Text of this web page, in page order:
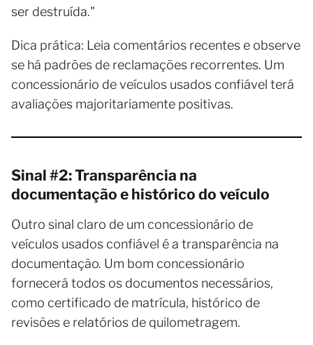
ser destruída."
Dica prática: Leia comentários recentes e observe
se há padrões de reclamações recorrentes. Um
concessionário de veículos usados confiável terá
avaliações majoritariamente positivas.
Sinal #2: Transparência na
documentação e histórico do veículo
Outro sinal claro de um concessionário de
veículos usados confiável é a transparência na
documentação. Um bom concessionário
fornecerá todos os documentos necessários,
como certificado de matrícula, histórico de
revisões e relatórios de quilometragem.